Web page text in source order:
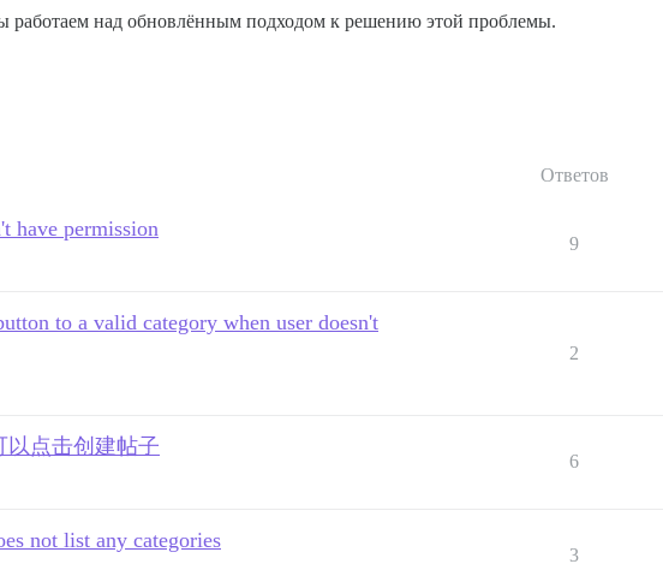
работаем над обновлённым подходом к решению этой проблемы.
Ответов
have permission
9
to a valid category when user doesn't
2
以点击创建帖子
6
not list any categories
3